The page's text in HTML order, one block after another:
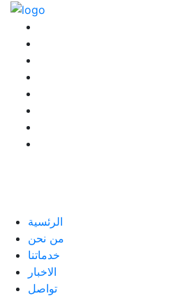
الرئسية
من نحن
خدماتنا
الاخبار
تواصل